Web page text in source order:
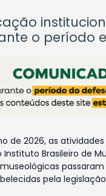
o período
de 2026, as
Brasileiro de
pela